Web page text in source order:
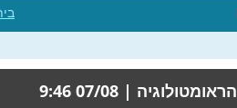
|
07/08 9:46